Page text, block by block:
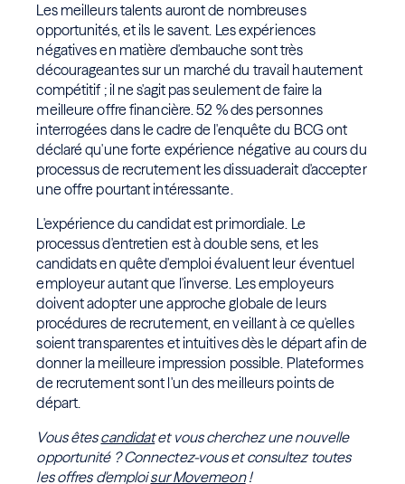
Les meilleurs talents auront de nombreuses
opportunités, et ils le savent. Les expériences
négatives en matière d'embauche sont très
décourageantes sur un marché du travail hautement
compétitif ; il ne s'agit pas seulement de faire la
meilleure offre financière. 52 % des personnes
interrogées dans le cadre de l'enquête du BCG ont
déclaré qu'une forte expérience négative au cours du
processus de recrutement les dissuaderait d'accepter
une offre pourtant intéressante.
L'expérience du candidat est primordiale. Le
processus d'entretien est à double sens, et les
candidats en quête d'emploi évaluent leur éventuel
employeur autant que l'inverse. Les employeurs
doivent adopter une approche globale de leurs
procédures de recrutement, en veillant à ce qu'elles
soient transparentes et intuitives dès le départ afin de
donner la meilleure impression possible. Plateformes
de recrutement sont l'un des meilleurs points de
départ.
Vous êtescandidatet vous cherchez une nouvelle
opportunité ? Connectez-vous et consultez toutes
les offres d'emploisur Movemeon!